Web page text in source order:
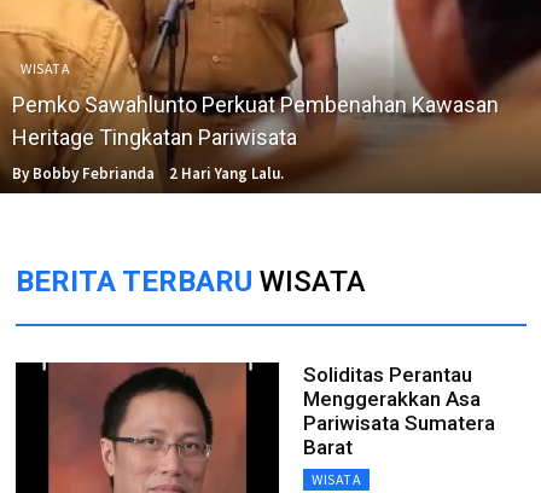
WISATA
Pemko Sawahlunto Perkuat Pembenahan Kawasan
Heritage Tingkatan Pariwisata
By Bobby Febrianda 2 Hari Yang Lalu.
BERITA TERBARU WISATA
Soliditas Perantau
Menggerakkan Asa
Pariwisata Sumatera
Barat
WISATA